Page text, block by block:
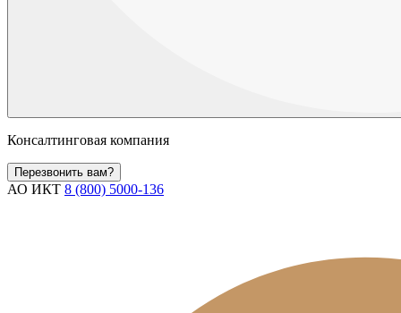
Консалтинговая компания
Перезвонить вам?
АО ИКТ 8 (800) 5000-136